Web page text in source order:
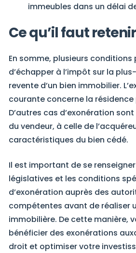
immeubles dans un délai
Ce qu’il faut retenir
En somme, plusieurs
d’échapper à l’impôt sur la
revente d’un bien immobilier.
courante concerne la résidence
D’autres cas d’exonération
du vendeur, à celle de
caractéristiques du bien cédé.
Il est important de se
législatives et les conditions
d’exonération auprès des
compétentes avant de réaliser
immobilière. De cette manière,
bénéficier des exonérations
droit et optimiser votre